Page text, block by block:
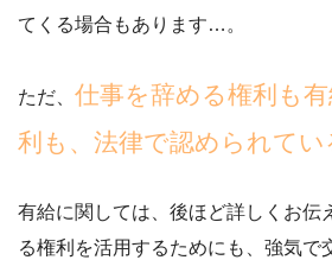
てくる場合もあります…。
ただ、 仕事を辞める権利も
利も、法律で認められてい
有給に関しては、後ほど詳しくお伝
る権利を活用するためにも、強気で